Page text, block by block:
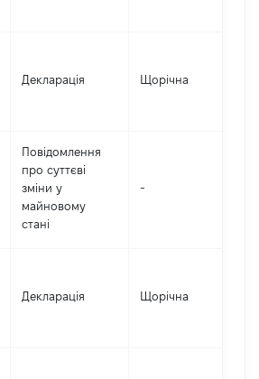
Декларація Щорічна
Повідомлення
про суттєві
зміни y
майновому
стані
-
Декларація Щорічна